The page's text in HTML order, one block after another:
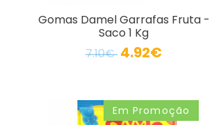
Gomas Damel Garrafas Fruta -
Saco 1 Kg
7.10€ 4.92€
Em Promoção